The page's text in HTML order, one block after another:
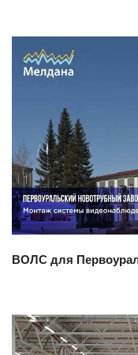
ВОЛС для